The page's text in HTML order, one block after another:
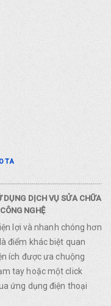
DỤNG DỊCH VỤ SỬA CHỮA
NGHỆ
lợi và nhanh chóng hơn
điểm khác biệt quan
ích được ưa chuộng
tay hoặc một click
ứng dụng điện thoại